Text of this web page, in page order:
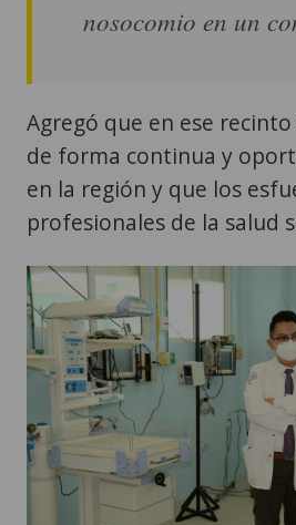
nosocomio en un
Agregó que en ese
de forma continua y
en la región y que los
profesionales de la salud